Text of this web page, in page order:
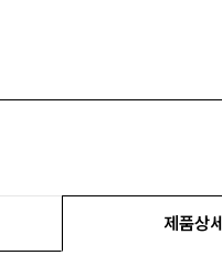
제품상세